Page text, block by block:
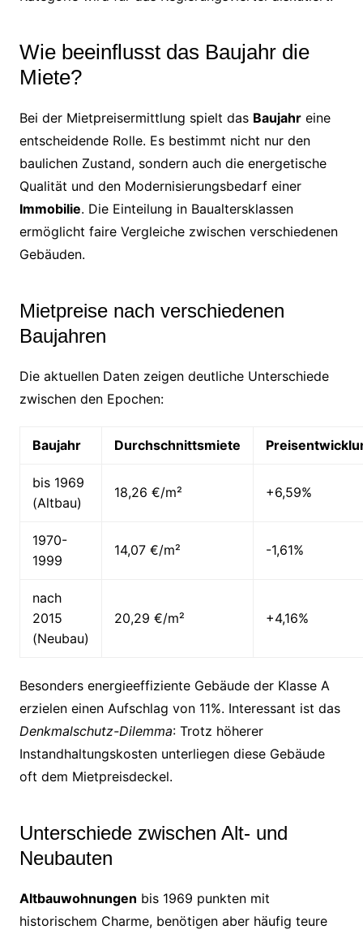
Wie beeinflusst das Baujahr die
Miete?
Bei der Mietpreisermittlung spielt das Baujahreine
entscheidende Rolle. Es bestimmt nicht nur den
baulichen Zustand, sondern auch die energetische
Qualität und den Modernisierungsbedarf einer
Immobilie. Die Einteilung in Baualtersklassen
ermöglicht faire Vergleiche zwischen verschiedenen
Gebäuden.
Mietpreise nach verschiedenen
Baujahren
Die aktuellen Daten zeigen deutliche Unterschiede
zwischen den Epochen:
Baujahr Durchschnittsmiete
bis 1969
(Altbau)
18,26 €/m² +6,59%
1970-
1999
14,07 €/m² -1,61%
nach
2015
(Neubau)
20,29 €/m² +4,16%
Besonders energieeffiziente Gebäude der Klasse A
erzielen einen Aufschlag von 11%. Interessant ist das
Denkmalschutz-Dilemma: Trotz höherer
Instandhaltungskosten unterliegen diese Gebäude
oft dem Mietpreisdeckel.
Unterschiede zwischen Alt- und
Neubauten
Altbauwohnungen bis 1969 punkten mit
historischem Charme, benötigen aber häufig teure